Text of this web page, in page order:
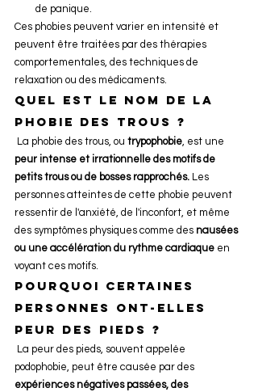
de panique.
Ces phobies peuvent varier en intensité et
peuvent être traitées par des thérapies
comportementales, des techniques de
relaxation ou des médicaments.
Quel est le nom de la
phobie des trous ?
La phobie des trous, ou trypophobie, est une
peur intense et irrationnelle des motifs de
petits trous ou de bosses rapprochés. Les
personnes atteintes de cette phobie peuvent
ressentir de l'anxiété, de l'inconfort, et même
des symptômes physiques comme des nausées
ou une accélération du rythme cardiaque en
voyant ces motifs.
Pourquoi certaines
personnes ont-elles
peur des pieds ?
La peur des pieds, souvent appelée
podophobie, peut être causée par des
expériences négatives passées, des